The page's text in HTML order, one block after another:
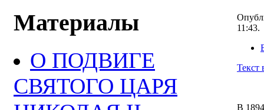
Материалы
О ПОДВИГЕ
СВЯТОГО ЦАРЯ
11:43.
Текст
В